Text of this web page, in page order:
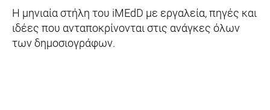
Η μηνιαία στήλη του iMEdD με εργαλεία, πηγές και
ιδέες που ανταποκρίνονται στις ανάγκες όλων
των δημοσιογράφων.